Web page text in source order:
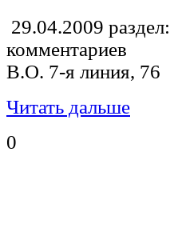
29.04.2009 раздел:
комментариев
В.О. 7-я линия, 76
Читать дальше
0